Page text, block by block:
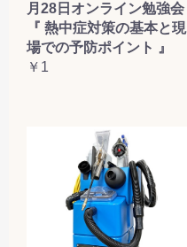
月28日オンライン勉強会
『 熱中症対策の基本と現
場での予防ポイント 』
￥1